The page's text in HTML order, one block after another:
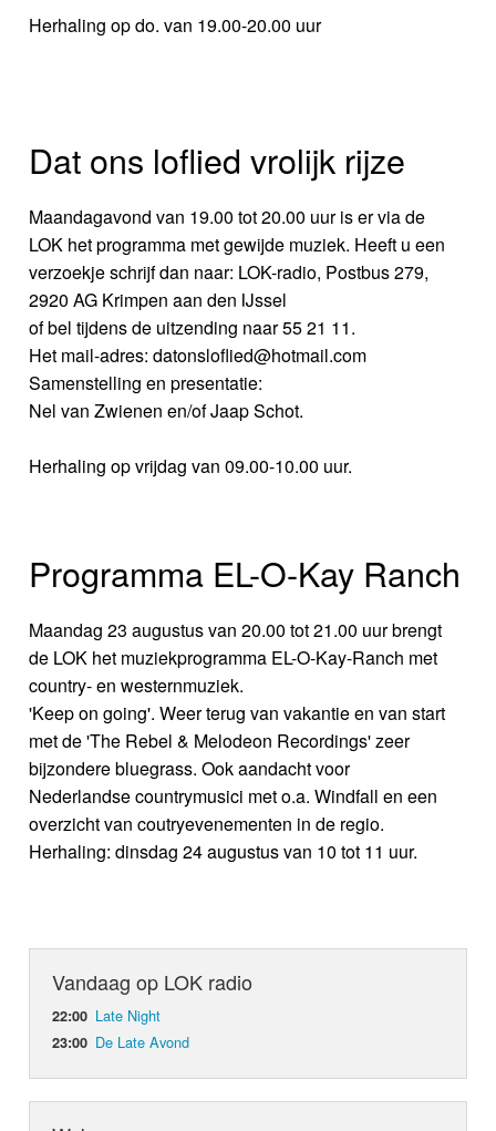
Herhaling op do. van 19.00-20.00 uur
Dat ons loflied vrolijk rijze
Maandagavond van 19.00 tot 20.00 uur is er via de
LOK het programma met gewijde muziek. Heeft u een
verzoekje schrijf dan naar: LOK-radio, Postbus 279,
2920 AG Krimpen aan den IJssel
of bel tijdens de uitzending naar 55 21 11.
Het mail-adres: datonsloflied@hotmail.com
Samenstelling en presentatie:
Nel van Zwienen en/of Jaap Schot.
Herhaling op vrijdag van 09.00-10.00 uur.
Programma EL-O-Kay Ranch
Maandag 23 augustus van 20.00 tot 21.00 uur brengt
de LOK het muziekprogramma EL-O-Kay-Ranch met
country- en westernmuziek.
'Keep on going'. Weer terug van vakantie en van start
met de 'The Rebel & Melodeon Recordings' zeer
bijzondere bluegrass. Ook aandacht voor
Nederlandse countrymusici met o.a. Windfall en een
overzicht van coutryevenementen in de regio.
Herhaling: dinsdag 24 augustus van 10 tot 11 uur.
Vandaag op LOK radio
22:00 Late Night
23:00 De Late Avond